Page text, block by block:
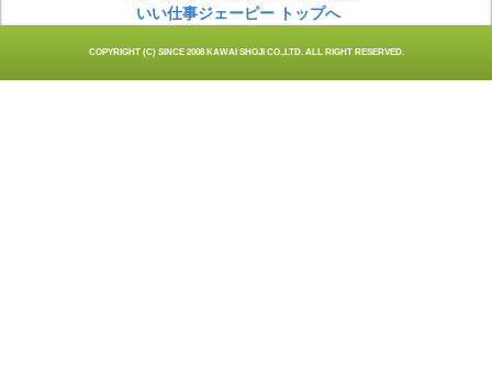
いい仕事ジェーピー トップへ
COPYRIGHT (C) SINCE 2008 KAWAI SHOJI CO.,LTD. ALL RIGHT RESERVED.